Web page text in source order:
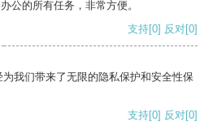
公的所有任务，非常方便。
支持[0] 反对[0]
我们带来了无限的隐私保护和安全性保
支持[0] 反对[0]